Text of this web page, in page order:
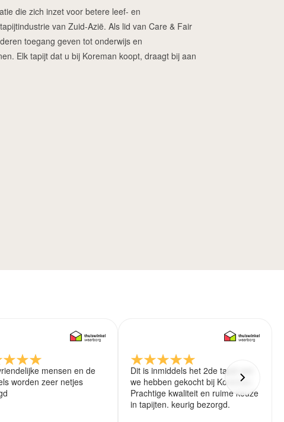
die zich inzet voor betere leef- en
van Zuid-Azië. Als lid van Care & Fair
toegang geven tot onderwijs en
Elk tapijt dat u bij Koreman koopt, draagt bij aan
mensen en de
worden zeer netjes
Dit is inmiddels het 2de tapijt wat
we hebben gekocht bij Koreman.
Prachtige kwaliteit en ruime keuze
in tapijten. keurig bezorgd.